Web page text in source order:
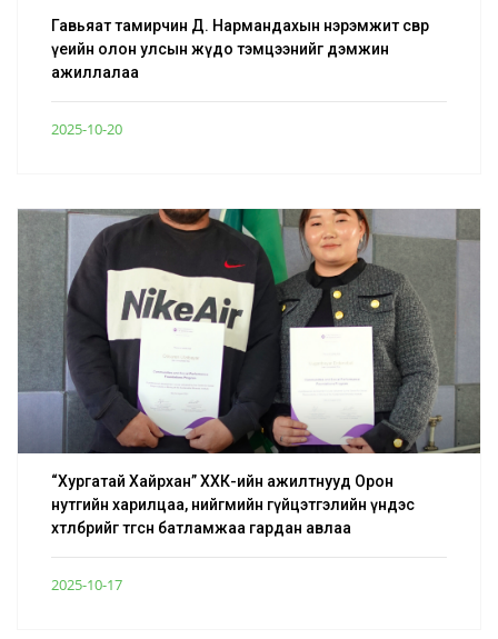
Гавьяат тамирчин Д. Нармандахын нэрэмжит өсвөр
үеийн олон улсын жүдо тэмцээнийг дэмжин
ажиллалаа
2025-10-20
“Хургатай Хайрхан” ХХК-ийн ажилтнууд Орон
нутгийн харилцаа, нийгмийн гүйцэтгэлийн үндэс
хөтөлбөрийг төгсөн батламжаа гардан авлаа
2025-10-17